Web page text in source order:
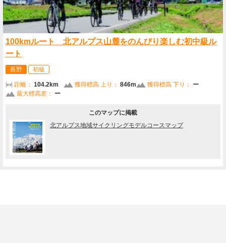
100kmルート 北アルプス山麓をのんびり楽しむ初中級ル
ート
長野 初級
距離： 104.2km 獲得標高 上り： 846m 獲得標高 下り：
ー
最大標高差：
ー
このマップに掲載
北アルプス地域サイクリングモデルコースマップ